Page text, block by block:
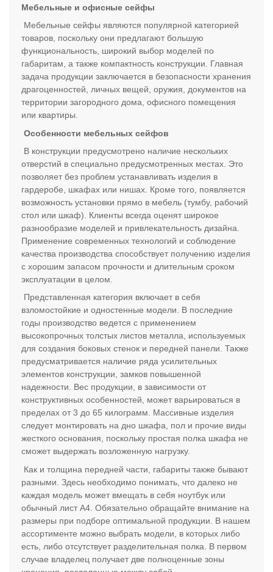
Мебельные и офисные сейфы
Мебельные сейфы являются популярной категорией
товаров, поскольку они предлагают большую
функциональность, широкий выбор моделей по
габаритам, а также компактность конструкции. Главная
задача продукции заключается в безопасности хранения
драгоценностей, личных вещей, оружия, документов на
территории загородного дома, офисного помещения
или квартиры.
Особенности мебельных сейфов
В конструкции предусмотрено наличие нескольких
отверстий в специально предусмотренных местах. Это
позволяет без проблем устанавливать изделия в
гардеробе, шкафах или нишах. Кроме того, появляется
возможность установки прямо в мебель (тумбу, рабочий
стол или шкаф). Клиенты всегда оценят широкое
разнообразие моделей и привлекательность дизайна.
Применение современных технологий и соблюдение
качества производства способствует получению изделия
с хорошим запасом прочности и длительным сроком
эксплуатации в целом.
Представленная категория включает в себя
взломостойкие и одностенные модели. В последние
годы производство ведется с применением
высокопрочных толстых листов металла, используемых
для создания боковых стенок и передней панели. Также
предусматривается наличие ряда усилительных
элементов конструкции, замков повышенной
надежности. Вес продукции, в зависимости от
конструктивных особенностей, может варьироваться в
пределах от 3 до 65 килограмм. Массивные изделия
следует монтировать на дно шкафа, пол и прочие виды
жесткого основания, поскольку простая полка шкафа не
сможет выдержать возложенную нагрузку.
Как и толщина передней части, габариты также бывают
разными. Здесь необходимо понимать, что далеко не
каждая модель может вмещать в себя ноутбук или
обычный лист А4. Обязательно обращайте внимание на
размеры при подборе оптимальной продукции. В нашем
ассортименте можно выбрать модели, в которых либо
есть, либо отсутствует разделительная полка. В первом
случае владелец получает две полноценные зоны